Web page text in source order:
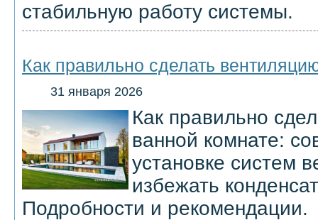
стабильную работу системы.
Как правильно сделать
31 января 2026
Как правильно
ванной комнате:
установке систем
избежать
Подробности и рекомендации.